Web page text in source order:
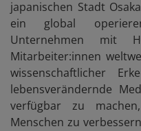
japanischen Stadt
ein global
Unternehmen mit
Mitarbeiter:innen
wissenschaftlicher
lebensverändernde
verfügbar zu
Menschen zu